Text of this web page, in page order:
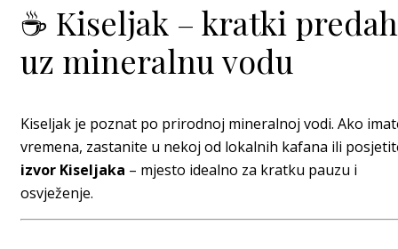
☕ Kiseljak – kratki predah
uz mineralnu vodu
Kiseljak je poznat po prirodnoj mineralnoj vodi. Ako
vremena, zastanite u nekoj od lokalnih kafana ili
izvor Kiseljaka – mjesto idealno za kratku pauzu i
osvježenje.